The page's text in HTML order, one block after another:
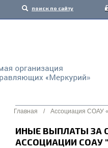
поиск по сайту
Главная / Ассоциация СОАУ
ИНЫЕ ВЫПЛАТЫ ЗА
АССОЦИАЦИИ СОАУ